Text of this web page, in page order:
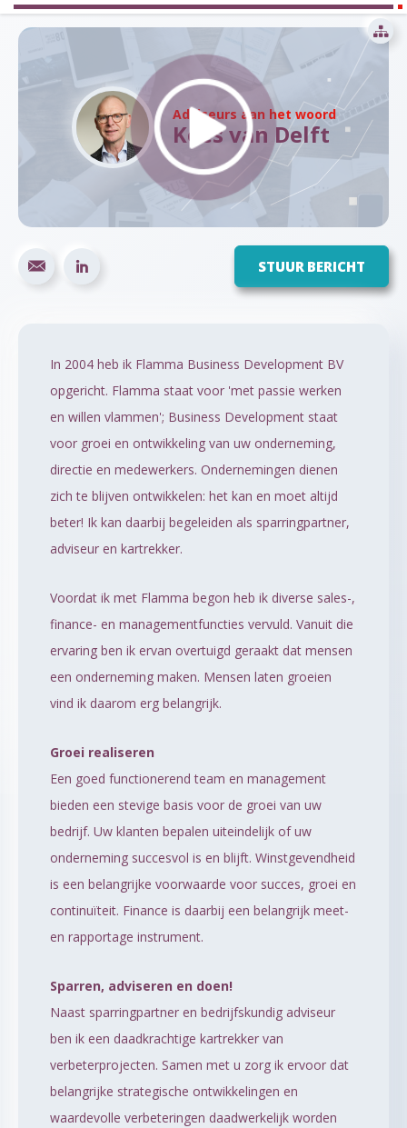
Adviseurs aan het woord
Kees van Delft
STUUR BERICHT
In 2004 heb ik Flamma Business Development BV
opgericht. Flamma staat voor 'met passie werken
en willen vlammen'; Business Development staat
voor groei en ontwikkeling van uw onderneming,
directie en medewerkers. Ondernemingen dienen
zich te blijven ontwikkelen: het kan en moet altijd
beter! Ik kan daarbij begeleiden als sparringpartner,
adviseur en kartrekker.
Voordat ik met Flamma begon heb ik diverse sales-,
finance- en managementfuncties vervuld. Vanuit die
ervaring ben ik ervan overtuigd geraakt dat mensen
een onderneming maken. Mensen laten groeien
vind ik daarom erg belangrijk.
Groei realiseren
Een goed functionerend team en management
bieden een stevige basis voor de groei van uw
bedrijf. Uw klanten bepalen uiteindelijk of uw
onderneming succesvol is en blijft. Winstgevendheid
is een belangrijke voorwaarde voor succes, groei en
continuïteit. Finance is daarbij een belangrijk meet-
en rapportage instrument.
Sparren, adviseren en doen!
Naast sparringpartner en bedrijfskundig adviseur
ben ik een daadkrachtige kartrekker van
verbeterprojecten. Samen met u zorg ik ervoor dat
belangrijke strategische ontwikkelingen en
waardevolle verbeteringen daadwerkelijk worden